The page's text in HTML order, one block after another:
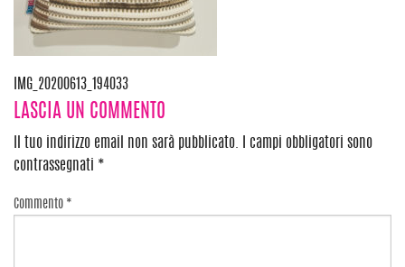
Navigazione
articoli
IMG_20200613_194033
LASCIA UN COMMENTO
Il tuo indirizzo email non sarà pubblicato.
I campi obbligatori sono
contrassegnati *
Commento *